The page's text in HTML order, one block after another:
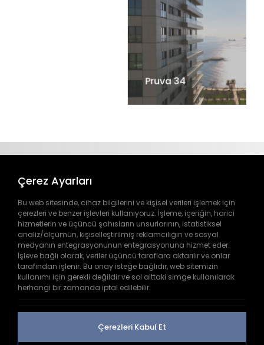
444 9 445
info@doga.com.tr
Çerez Ayarları
Bu web sitesinde, cihaz bilgilerini ve kişisel verileri işlemek için
çerezleri ve benzer işlevleri kullanıyoruz. İşleme, içeriğin, harici
hizmetlerin ve üçüncü şahısların unsurlarının, istatistiksel
analiz/ölçümün, kişiselleştirilmiş reklamcılığın ve sosyal
medyanın entegrasyonunun entegrasyonuna hizmet eder.
İşleve bağlı olarak, veriler üçüncü taraflara aktarılır ve onlar
tarafından işlenir. Bu onay isteğe bağlıdır, web sitemizin
kullanımı için gerekli değildir ve sol alttaki simge kullanılarak
herhangi bir zamanda iptal edilebilir.
Çerezleri Kabul Et